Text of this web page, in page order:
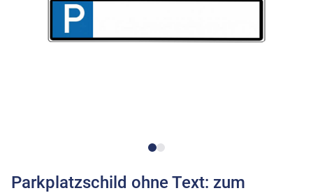
Parkplatzschild ohne Text: zum